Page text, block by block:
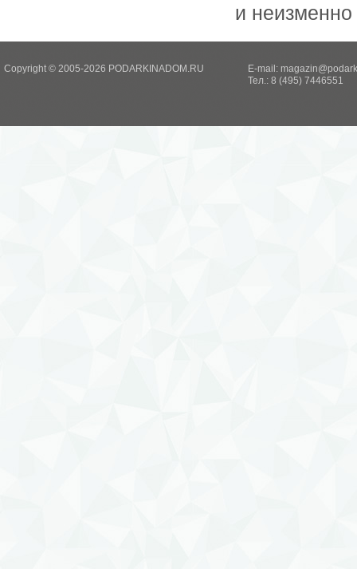
и
Copyright © 2005-2026 PODARKINADOM.RU E-mail:
Тел.: 8 (495) 7446551